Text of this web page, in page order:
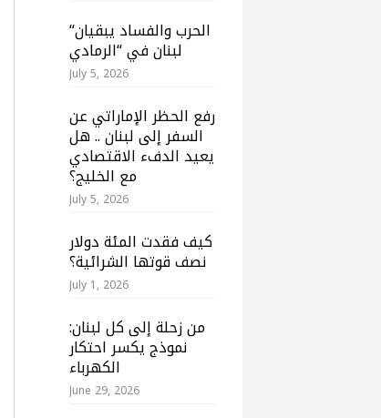
“الحرب والفساد يبقيان
لبنان في “الرمادي
July 5, 2026
رفع الحظر الإماراتي عن
السفر إلى لبنان .. هل
يعيد الدفء الاقتصادي
مع الخليج؟
July 5, 2026
كيف فقدت المئة دولار
نصف قوتها الشرائية؟
July 1, 2026
من زحلة إلى كل لبنان:
نموذج يكسر احتكار
الكهرباء
June 29, 2026